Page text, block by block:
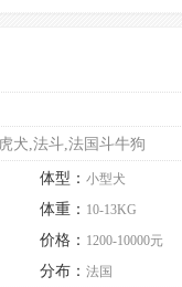
犬,法斗,法国斗牛狗
体型： 小型犬
体重： 10-13KG
价格： 1200-10000元
分布： 法国